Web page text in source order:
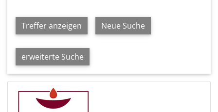
Treffer anzeigen Neue Suche
erweiterte Suche